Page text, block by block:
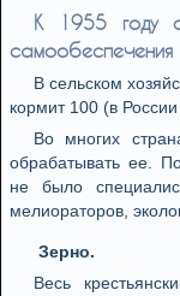
К 1955 году
самообеспечения
В сельском
кормит 100 (в России
Во многих
обрабатывать ее.
не было
мелиораторов,
Зерно.
Весь